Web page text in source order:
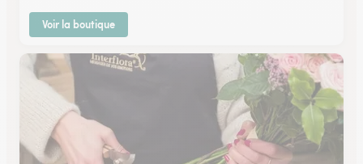
Voir la boutique